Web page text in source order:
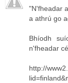
"N'fheadar
a athrú go
Bhíodh
n'fheadar
http://